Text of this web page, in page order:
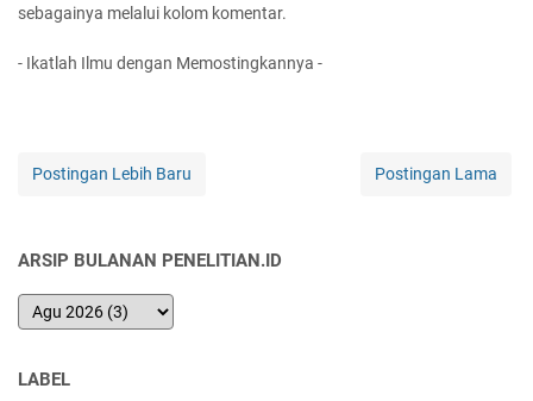
sebagainya melalui kolom komentar.
- Ikatlah Ilmu dengan Memostingkannya -
Postingan Lebih Baru Postingan Lama
ARSIP BULANAN PENELITIAN.ID
LABEL